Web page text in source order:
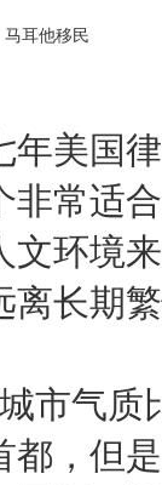
马耳他移民
年美国
常适合
文环境
离长期
气质
都，但